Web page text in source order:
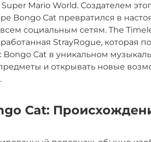
Mario World. Создателем
Bongo Cat превратился в
социальным сетям. The
StrayRogue, которая
Bongo Cat в уникальном
и открывать новые
Cat: